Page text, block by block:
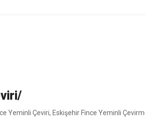
Çeviri, Eskişehir Fince Yeminli